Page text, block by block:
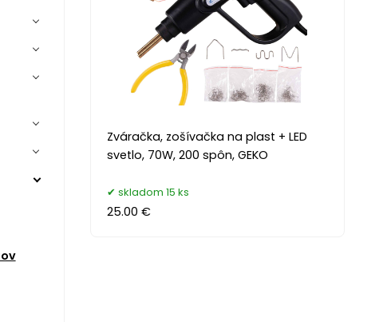
Zváračka, zošívačka na plast + LED
svetlo, 70W, 200 spôn, GEKO
skladom 15 ks
25.00 €